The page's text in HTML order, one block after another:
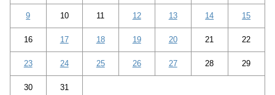
9 10 11 12 13 14 15
16 17 18 19 20 21 22
23 24 25 26 27 28 29
30 31